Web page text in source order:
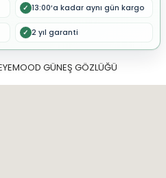
✓ 13:00’a kadar aynı gün kargo
✓ 2 yıl garanti
GÜNEŞ GÖZLÜĞÜ